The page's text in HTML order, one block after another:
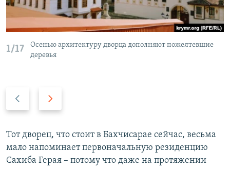
1/17
Осенью архитектуру дворца дополняют пожелтевшие
деревья
д
ы
д
д
у
ю
Тот дворец, что стоит в Бахчисарае сейчас, весьма
мало напоминает первоначальную резиденцию
Сахиба Герая – потому что даже на протяжении